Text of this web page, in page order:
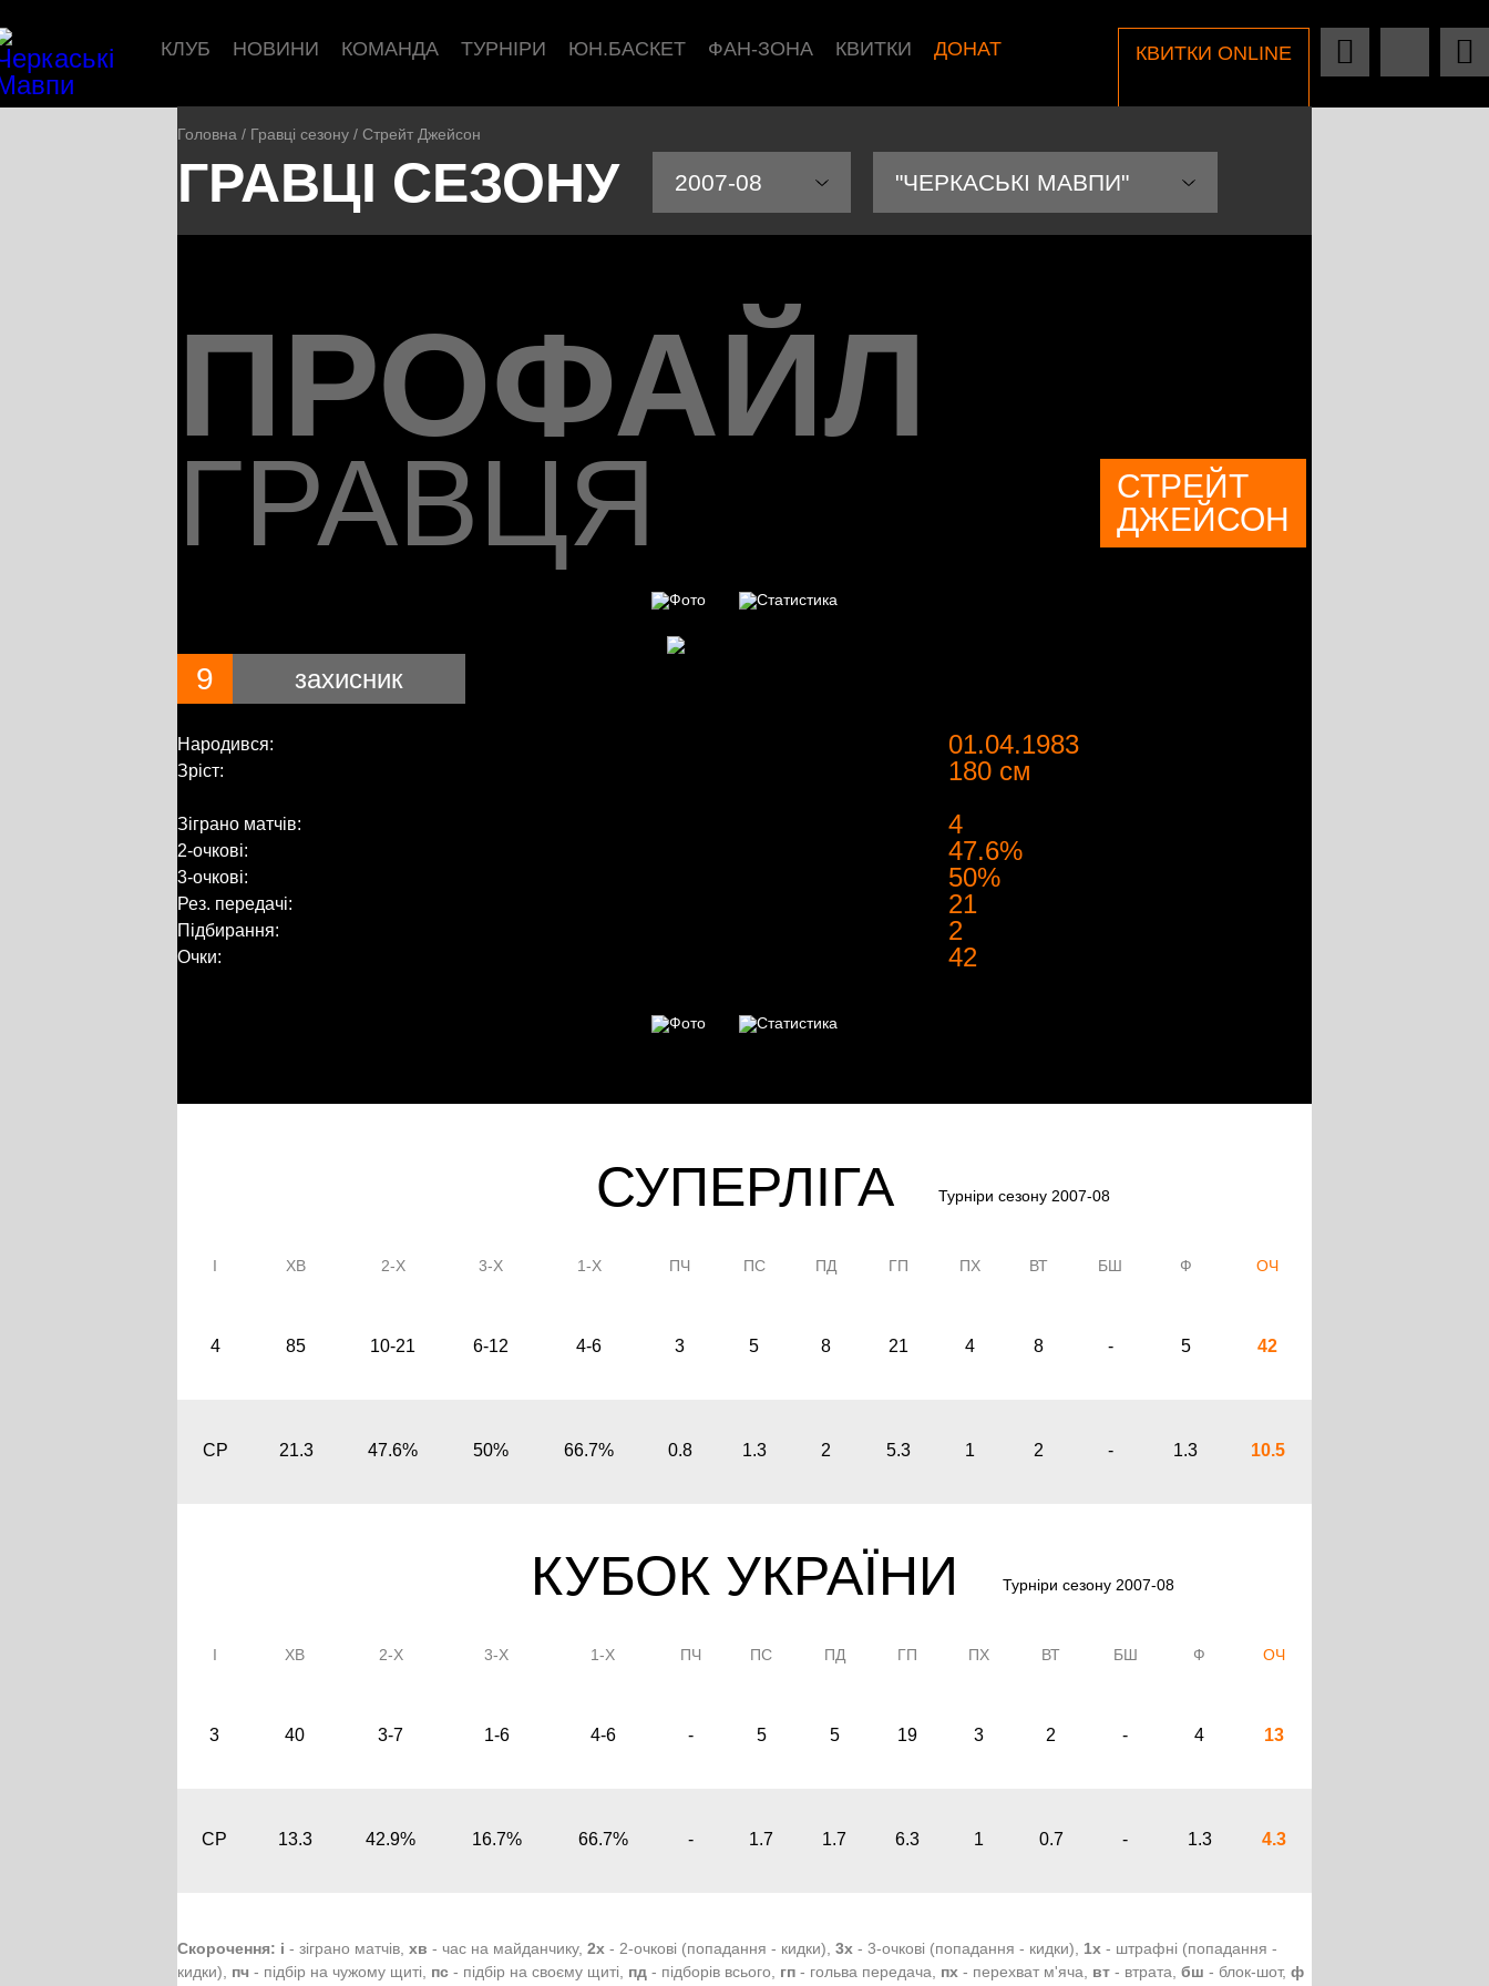
КЛУБ НОВИНИ КОМАНДА ТУРНІРИ ЮН.БАСКЕТ ФАН-ЗОНА КВИТКИ ДОНАТ КВИТКИ ONLINE
Головна / Гравці сезону / Стрейт Джейсон
ГРАВЦІ СЕЗОНУ 2007-08 "ЧЕРКАСЬКІ МАВПИ"
ПРОФАЙЛ
ГРАВЦЯ
СТРЕЙТ
ДЖЕЙСОН
9 захисник
Народився: 01.04.1983
Зріст: 180 см
Зіграно матчів: 4
2-очкові: 47.6%
3-очкові: 50%
Рез. передачі: 21
Підбирання: 2
Очки: 42
СУПЕРЛІГА Турніри сезону 2007-08
І ХВ 2-Х 3-Х 1-Х ПЧ ПС ПД ГП ПХ ВТ БШ Ф ОЧ
4 85 10-21 6-12 4-6 3 5 8 21 4 8 - 5 42
СР 21.3 47.6% 50% 66.7% 0.8 1.3 2 5.3 1 2 - 1.3 10.5
КУБОК УКРАЇНИ Турніри сезону 2007-08
І ХВ 2-Х 3-Х 1-Х ПЧ ПС ПД ГП ПХ ВТ БШ Ф ОЧ
3 40 3-7 1-6 4-6 - 5 5 19 3 2 - 4 13
СР 13.3 42.9% 16.7% 66.7% - 1.7 1.7 6.3 1 0.7 - 1.3 4.3
Скорочення: і - зіграно матчів, хв - час на майданчику, 2х - 2-очкові (попадання - кидки), 3х - 3-очкові (попадання - кидки), 1х - штрафні (попадання -
кидки), пч - підбір на чужому щиті, пс - підбір на своєму щиті, пд - підборів всього, гп - гольва передача, пх - перехват м'яча, вт - втрата, бш - блок-шот, ф